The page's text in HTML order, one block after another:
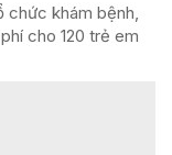
chức khám bệnh,
cho 120 trẻ em